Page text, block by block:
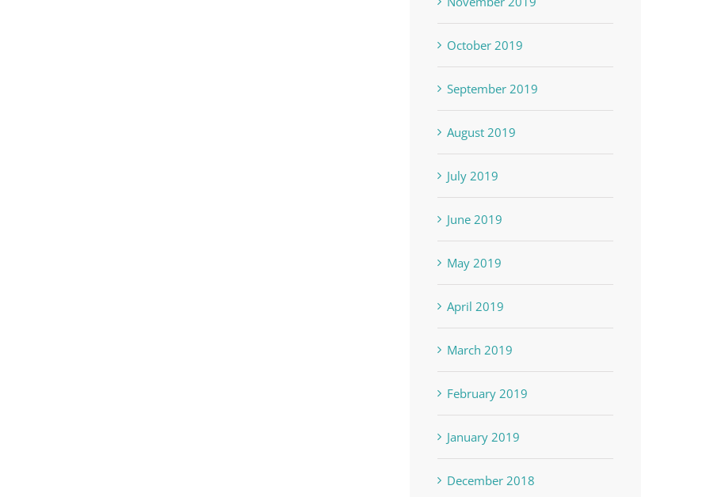
October 2019
September 2019
August 2019
July 2019
June 2019
May 2019
April 2019
March 2019
February 2019
January 2019
December 2018